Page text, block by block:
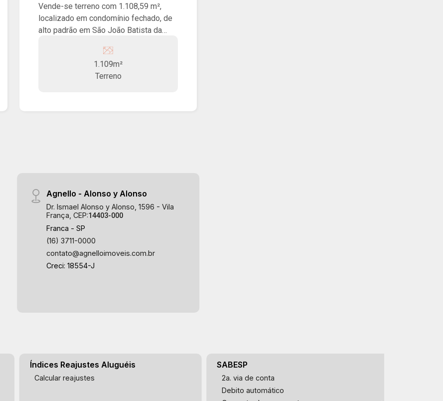
Batista do Glória/MG
Vende-se terreno com 1.108,59 m²,
localizado em condomínio fechado, de
alto padrão em São João Batista da
segurança com portaria 24 horas, além
de diversas opções de lazer, como
quadra de beach tênis, restaurante,
redários, um jardim frutífero e um
1.109m²
Terreno
Agnello - Alonso y Alonso
Dr. Ismael Alonso y Alonso, 1596 - Vila
França, CEP:14403-000
Franca - SP
(16) 3711-0000
contato@agnelloimoveis.com.br
Creci: 18554-J
Índices Reajustes Aluguéis
Calcular reajustes
SABESP
2a. via de conta
Debito automático